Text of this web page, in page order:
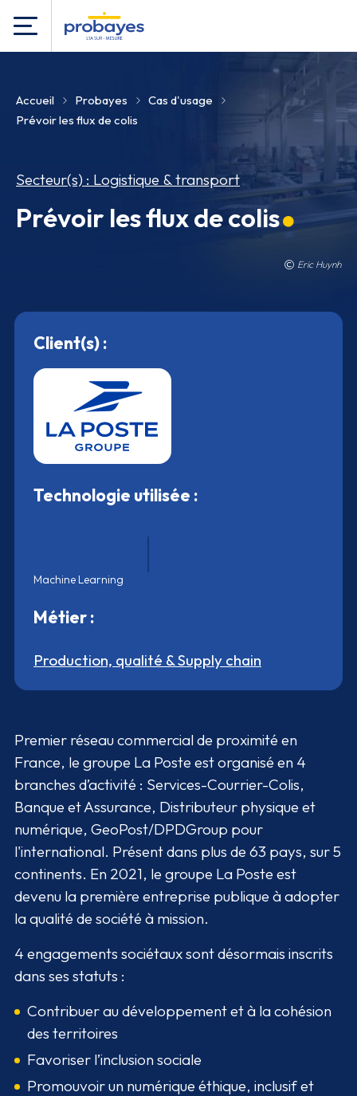
Accueil Probayes
Cas d'usage
Prévoir les flux de colis
Secteur(s) : Logistique & transport
Prévoir les flux de colis
Eric Huynh
Client(s) :
Technologie utilisée :
Machine Learning
Métier :
Production, qualité & Supply chain
Premier réseau commercial de proximité en
France, le groupe La Poste est organisé en 4
branches d’activité : Services-Courrier-Colis,
Banque et Assurance, Distributeur physique et
numérique, GeoPost/DPDGroup pour
l'international. Présent dans plus de 63 pays, sur 5
continents. En 2021, le groupe La Poste est
devenu la première entreprise publique à adopter
la qualité de société à mission.
4 engagements sociétaux sont désormais inscrits
dans ses statuts :
Contribuer au développement et à la cohésion
des territoires
Favoriser l’inclusion sociale
Promouvoir un numérique éthique, inclusif et